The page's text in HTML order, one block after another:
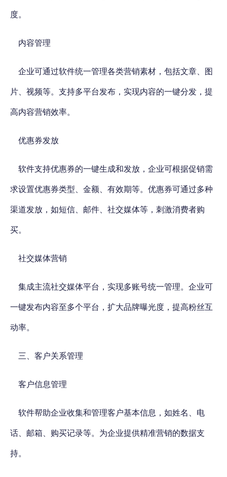
度。
内容管理
企业可通过软件统一管理各类营销素材，包括文章、图
片、视频等。支持多平台发布，实现内容的一键分发，提
高内容营销效率。
优惠券发放
软件支持优惠券的一键生成和发放，企业可根据促销需
求设置优惠券类型、金额、有效期等。优惠券可通过多种
渠道发放，如短信、邮件、社交媒体等，刺激消费者购
买。
社交媒体营销
集成主流社交媒体平台，实现多账号统一管理。企业可
一键发布内容至多个平台，扩大品牌曝光度，提高粉丝互
动率。
三、客户关系管理
客户信息管理
软件帮助企业收集和管理客户基本信息，如姓名、电
话、邮箱、购买记录等。为企业提供精准营销的数据支
持。